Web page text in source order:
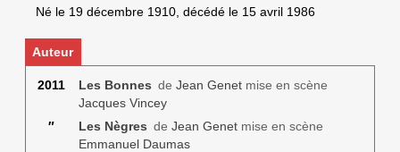
Né le 19 décembre 1910, décédé le 15 avril 1986
Auteur
2011 Les Bonnes de Jean Genetmise en scène
Jacques Vincey
″
Les Nègres de Jean Genetmise en scène
Emmanuel Daumas